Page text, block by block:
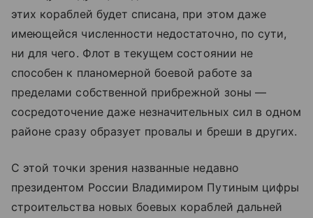
этих кораблей будет списана, при этом даже
имеющейся численности недостаточно, по сути,
ни для чего. Флот в текущем состоянии не
способен к планомерной боевой работе за
пределами собственной прибрежной зоны —
сосредоточение даже незначительных сил в одном
районе сразу образует провалы и бреши в других.
С этой точки зрения названные недавно
президентом России Владимиром Путиным цифры
строительства новых боевых кораблей дальней